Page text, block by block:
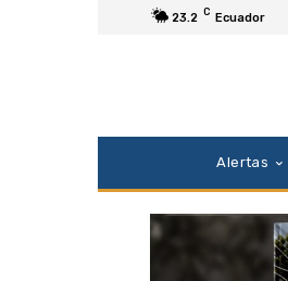
23.2 C Ecuador
Alertas